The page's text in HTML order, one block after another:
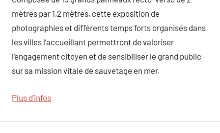
mètres par 1,2 mètres, cette exposition de
photographies et différents temps forts organisés dans
les villes l’accueillant permettront de valoriser
l’engagement citoyen et de sensibiliser le grand public
sur sa mission vitale de sauvetage en mer.
Plus d’infos